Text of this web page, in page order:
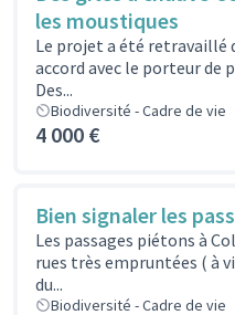
les moustiques
Le projet a été retravaillé
accord avec le porteur
Des...
Biodiversité - Cadre de vie
4 000 €
Bien signaler les
Les passages piétons à
rues très empruntées ( à
du...
Biodiversité - Cadre de vie